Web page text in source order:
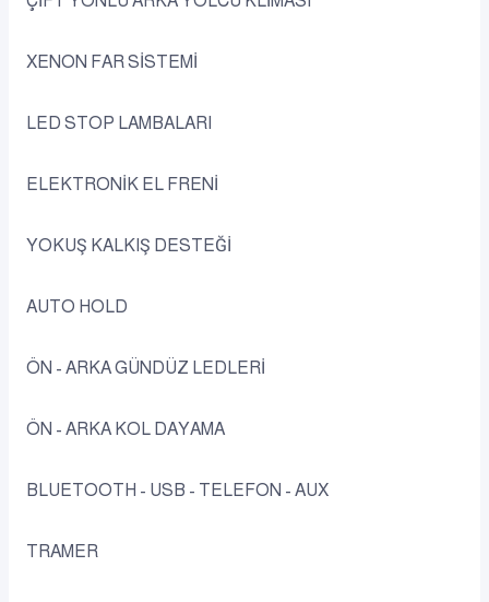
XENON FAR SİSTEMİ
LED STOP LAMBALARI
ELEKTRONİK EL FRENİ
YOKUŞ KALKIŞ DESTEĞİ
AUTO HOLD
ÖN - ARKA GÜNDÜZ LEDLERİ
ÖN - ARKA KOL DAYAMA
BLUETOOTH - USB - TELEFON - AUX
TRAMER